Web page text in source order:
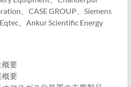
、CASE GROUP、Siemens
、Ankur Scientific Energy
要
要